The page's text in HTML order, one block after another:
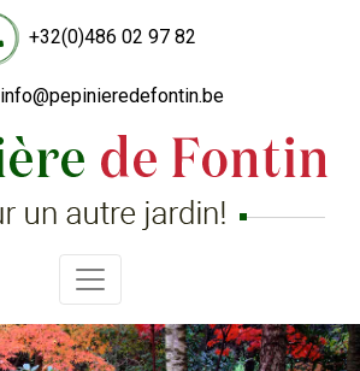
+32(0)486 02 97 82
info@pepinieredefontin.be